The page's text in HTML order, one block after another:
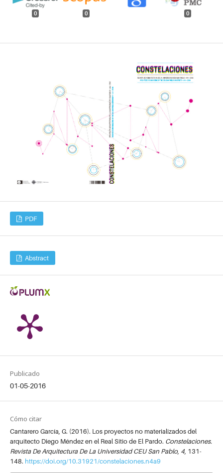
PDF
Abstract
Publicado
01-05-2016
Cómo citar
Cantarero García, G. (2016). Los proyectos no materializados del
arquitecto Diego Méndez en el Real Sitio de El Pardo. Constelaciones.
Revista De Arquitectura De La Universidad CEU San Pablo, 4, 131-
148. https://doi.org/10.31921/constelaciones.n4a9
0 0 0